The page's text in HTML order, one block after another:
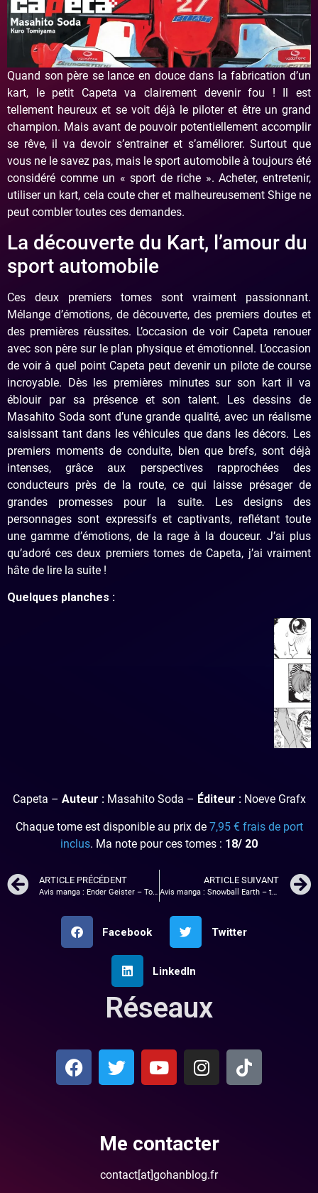
Quand son père se lance en douce dans la fabrication d’un
kart, le petit Capeta va clairement devenir fou ! Il est
tellement heureux et se voit déjà le piloter et être un grand
champion. Mais avant de pouvoir potentiellement accomplir
se rêve, il va devoir s’entrainer et s’améliorer. Surtout que
vous ne le savez pas, mais le sport automobile à toujours été
considéré comme un « sport de riche ». Acheter, entretenir,
utiliser un kart, cela coute cher et malheureusement Shige ne
peut combler toutes ces demandes.
La découverte du Kart, l’amour du
sport automobile
Ces deux premiers tomes sont vraiment passionnant.
Mélange d’émotions, de découverte, des premiers doutes et
des premières réussites. L’occasion de voir Capeta renouer
avec son père sur le plan physique et émotionnel. L’occasion
de voir à quel point Capeta peut devenir un pilote de course
incroyable. Dès les premières minutes sur son kart il va
éblouir par sa présence et son talent. Les dessins de
Masahito Soda sont d’une grande qualité, avec un réalisme
saisissant tant dans les véhicules que dans les décors. Les
premiers moments de conduite, bien que brefs, sont déjà
intenses, grâce aux perspectives rapprochées des
conducteurs près de la route, ce qui laisse présager de
grandes promesses pour la suite. Les designs des
personnages sont expressifs et captivants, reflétant toute
une gamme d’émotions, de la rage à la douceur. J’ai plus
qu’adoré ces deux premiers tomes de Capeta, j’ai vraiment
hâte de lire la suite !
Quelques planches :
Capeta – Auteur :Masahito Soda – Éditeur :Noeve Grafx
Chaque tome est disponible au prix de 7,95 € frais de port
inclus. Ma note pour ces tomes : 18/ 20
ARTICLE PRÉCÉDENT
Avis manga : Ender Geister – Tome 4
ARTICLE SUIVANT
Avis manga : Snowball Earth – tome 1
Facebook Twitter
LinkedIn
Réseaux
Me contacter
contact[at]gohanblog.fr